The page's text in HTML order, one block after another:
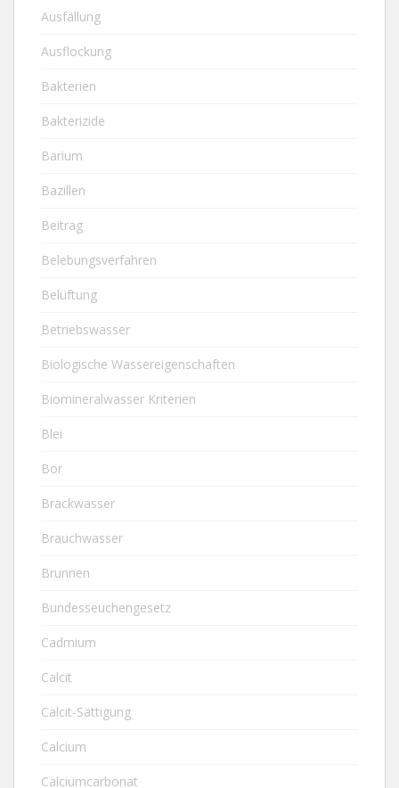
Ausfällung
Ausflockung
Bakterien
Bakterizide
Barium
Bazillen
Beitrag
Belebungsverfahren
Belüftung
Betriebswasser
Biologische Wassereigenschaften
Biomineralwasser Kriterien
Blei
Bor
Brackwasser
Brauchwasser
Brunnen
Bundesseuchengesetz
Cadmium
Calcit
Calcit-Sättigung
Calcium
Calciumcarbonat